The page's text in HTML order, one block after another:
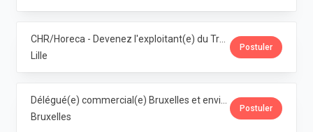
Lille
Postuler
Bruxelles
Postuler